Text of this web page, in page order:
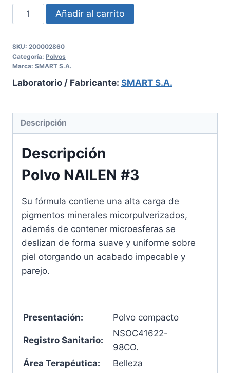
Añadir al carrito
SKU: 200002860
Categoría: Polvos
Marca: SMART S.A.
Laboratorio / Fabricante: SMART S.A.
Descripción
Descripción
Polvo NAILEN #3
Su fórmula contiene una alta carga de
pigmentos minerales micorpulverizados,
además de contener microesferas se
deslizan de forma suave y uniforme sobre
piel otorgando un acabado impecable y
parejo.
Presentación: Polvo compacto
Registro Sanitario:
NSOC41622-
98CO.
Área Terapéutica:
Belleza